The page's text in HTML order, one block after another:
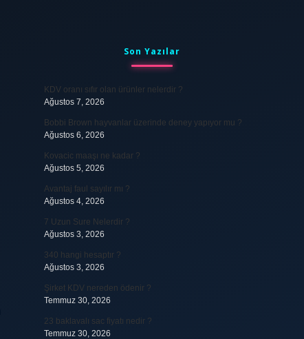
SidebarSon Yazılar
KDV oranı sıfır olan ürünler nelerdir ?
Ağustos 7, 2026
Bobbi Brown hayvanlar üzerinde deney yapıyor mu ?
Ağustos 6, 2026
Kovacic maaşı ne kadar ?
Ağustos 5, 2026
Avantaj faul sayılır mı ?
Ağustos 4, 2026
7 Uzun Sure Nelerdir ?
Ağustos 3, 2026
340 hangi hesaptır ?
Ağustos 3, 2026
Şirket KDV nereden ödenir ?
Temmuz 30, 2026
23 baklavalı sac fiyatı nedir ?
Temmuz 30, 2026